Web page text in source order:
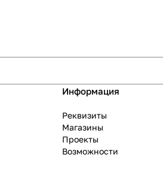
Информация
Реквизиты
Магазины
Проекты
Возможности